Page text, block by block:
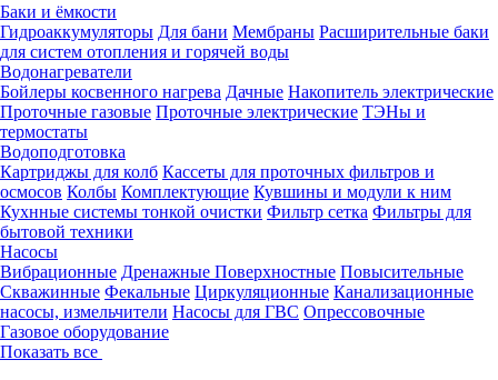
Баки и ёмкости
Гидроаккумуляторы Для бани Мембраны Расширительные баки
для систем отопления и горячей воды
Водонагреватели
Бойлеры косвенного нагрева Дачные Накопитель электрические
Проточные газовые Проточные электрические ТЭНы и
термостаты
Водоподготовка
Картриджы для колб Кассеты для проточных фильтров и
осмосов Колбы Комплектующие Кувшины и модули к ним
Кухнные системы тонкой очистки Фильтр сетка Фильтры для
бытовой техники
Насосы
Вибрационные Дренажные Поверхностные Повысительные
Скважинные Фекальные Циркуляционные Канализационные
насосы, измельчители Насосы для ГВС Опрессовочные
Газовое оборудование
Показать все